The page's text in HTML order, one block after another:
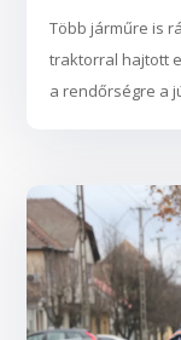
Több járműre is
traktorral hajtott
a rendőrségre a